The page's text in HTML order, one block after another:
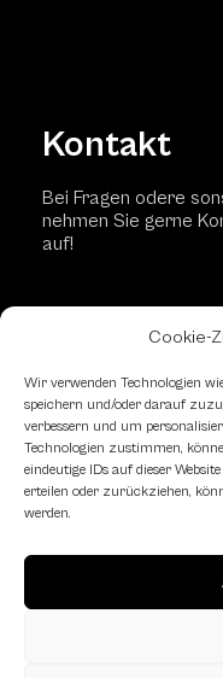
Cookie-
Wir verwenden Technologien
speichern und/oder darauf
verbessern und um
Technologien zustimmen,
eindeutige IDs auf dieser
erteilen oder zurückziehen,
werden.
Kontakt
Bei Fragen odere
nehmen Sie gerne
auf!